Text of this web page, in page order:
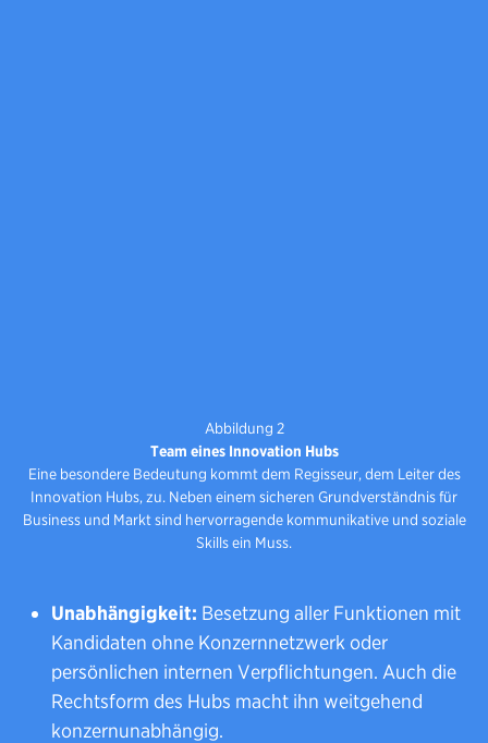
Abbildung 2
Team eines Innovation Hubs
Eine besondere Bedeutung kommt dem Regisseur, dem Leiter des
Innovation Hubs, zu. Neben einem sicheren Grundverständnis für
Business und Markt sind hervorragende kommunikative und soziale
Skills ein Muss.
Unabhängigkeit: Besetzung aller Funktionen mit
Kandidaten ohne Konzernnetzwerk oder
persönlichen internen Verpflichtungen. Auch die
Rechtsform des Hubs macht ihn weitgehend
konzernunabhängig.